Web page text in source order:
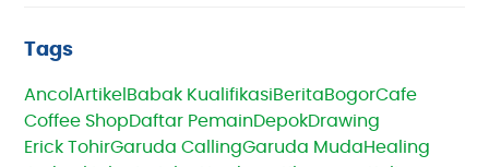
Tags
Ancol Artikel Babak KualifikasiBeritaBogorCafe
Coffee ShopDaftar PemainDepokDrawing
Erick TohirGaruda CallingGaruda MudaHealing